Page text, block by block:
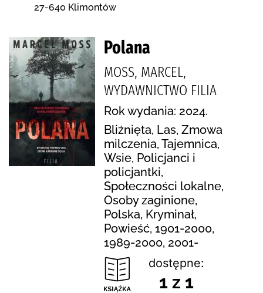
27-640 Klimontów
Polana
MOSS, MARCEL,
WYDAWNICTWO FILIA
Rok wydania: 2024.
Bliźnięta, Las, Zmowa
milczenia, Tajemnica,
Wsie, Policjanci i
policjantki,
Społeczności lokalne,
Osoby zaginione,
Polska, Kryminał,
Powieść, 1901-2000,
1989-2000, 2001-
dostępne:
1 z 1